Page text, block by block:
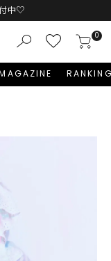
中♡
ポンプレゼント
レゼント！
0